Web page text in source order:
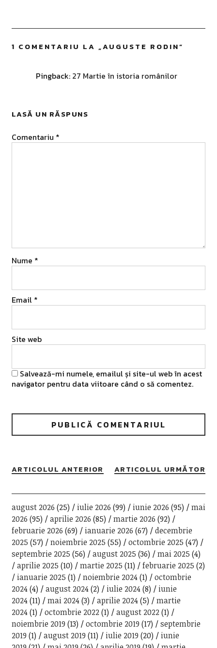
1 COMENTARIU LA „AUGUSTE RODIN”
Pingback: 27 Martie în istoria românilor
LASĂ UN RĂSPUNS
Comentariu *
Nume *
Email *
Site web
Salvează-mi numele, emailul și site-ul web în acest
navigator pentru data viitoare când o să comentez.
ARTICOLUL ANTERIOR ARTICOLUL URMĂTOR
august 2026 (25) iulie 2026 (99) iunie 2026 (95)
mai
2026 (95) aprilie 2026 (85) martie 2026 (92)
februarie 2026 (69) ianuarie 2026 (67)
decembrie
2025 (57) noiembrie 2025 (55) octombrie 2025 (47)
septembrie 2025 (56) august 2025 (36) mai 2025 (4)
aprilie 2025 (10) martie 2025 (11) februarie 2025 (2)
ianuarie 2025 (1) noiembrie 2024(1)
octombrie
2024(4) august 2024(2) iulie 2024(8)
iunie
2024(11) mai 2024(3) aprilie 2024(5)
martie
2024(1) octombrie 2022(1) august 2022(1)
noiembrie 2019 (13) octombrie 2019 (17)
septembrie
2019 (1) august 2019 (11) iulie 2019 (20)
iunie